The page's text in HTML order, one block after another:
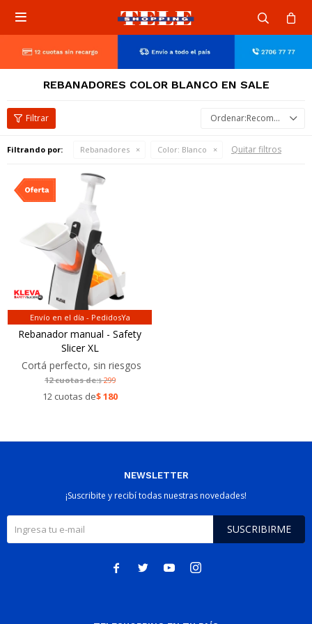

REBANADORES COLOR BLANCO EN SALE
Recomendados
Filtrando por: Rebanadores Color: Blanco Quitar filtros
Envío en el día - PedidosYa
Rebanador manual - Safety
Slicer XL
Cortá perfecto, sin riesgos
12 cuotas de:$299
12 cuotas de$180
NEWSLETTER
¡Suscribite y recibí todas nuestras novedades!
SUSCRIBIRME
   